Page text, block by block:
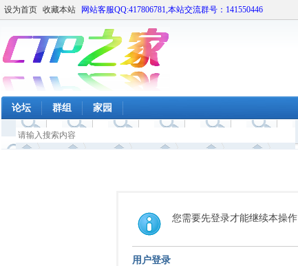
设为首页 收藏本站 网站客服QQ:417806781,本站交流群号：141550446
论坛 群组 家园
您需要先登录才能继续本操作
用户登录